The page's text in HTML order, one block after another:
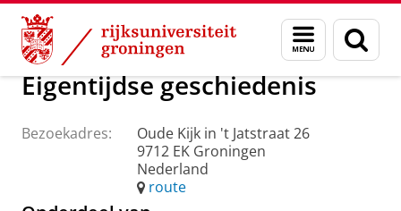
Skip
Content
Skip
Navigation
Menu
en
zoeken
Over ons Praktische zaken Waar vindt u ons
Eigentijdse geschiedenis
Bezoekadres:
Oude Kijk in 't Jatstraat 26
9712 EK Groningen
Nederland
route